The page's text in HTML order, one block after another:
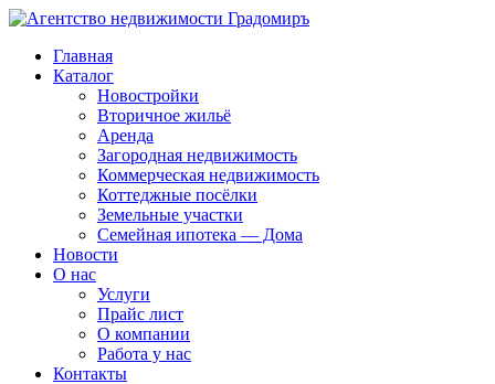
Главная
Каталог
Новостройки
Вторичное жильё
Аренда
Загородная недвижимость
Коммерческая недвижимость
Коттеджные посёлки
Земельные участки
Семейная ипотека — Дома
Новости
О нас
Услуги
Прайс лист
О компании
Работа у нас
Контакты